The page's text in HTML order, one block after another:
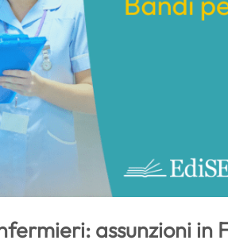
assunzioni in